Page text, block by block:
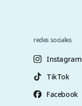
redes sociales
Instagram
TikTok
Facebook